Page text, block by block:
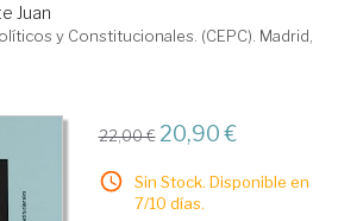
Juan
y Constitucionales. (CEPC). Madrid,
22,00 € 20,90 €
Sin Stock. Disponible en
7/10 días.